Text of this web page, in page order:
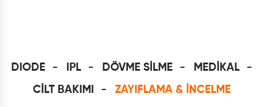
DIODE IPL DÖVME SİLME
MEDİKAL
CİLT BAKIMI
ZAYIFLAMA & İNCELME